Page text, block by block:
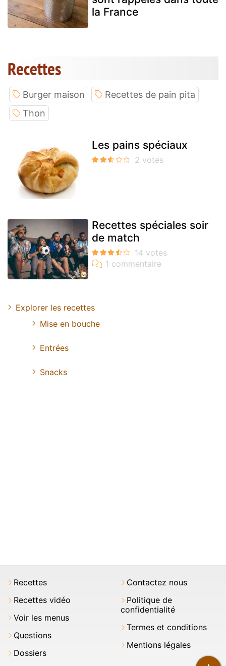
la France
Recettes
Burger maison
Recettes de pain pita
Thon
Les pains spéciaux
Recettes spéciales soir
de match
Explorer les recettes
Mise en bouche
Entrées
Snacks
Recettes
Recettes vidéo
Voir les menus
Questions
Dossiers
Contactez nous
Politique de
confidentialité
Termes et conditions
Mentions légales